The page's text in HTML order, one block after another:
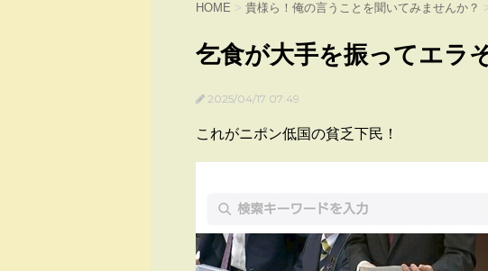
HOME > 貴様ら！俺の言うことを聞いてみませんか？
乞食が大手を振ってエラ
2025/04/17 07:49
これがニポン低国の貧乏下民！